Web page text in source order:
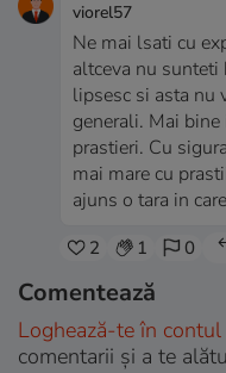
viorel57
Ne mai lsati cu
altceva nu
lipsesc si asta nu
generali. Mai
prastieri. Cu
mai mare cu
ajuns o tara in
2 1 0
Comentează
Loghează-te în contul
comentarii și a te